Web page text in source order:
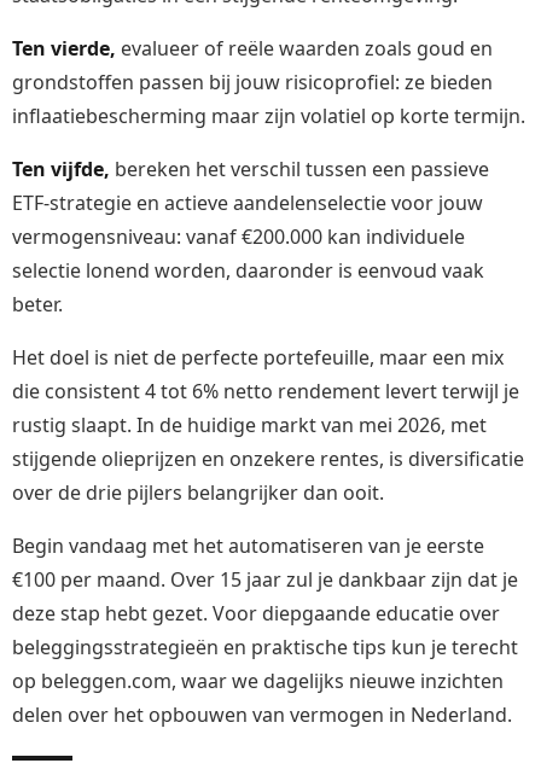
Ten vierde, evalueer of reële waarden zoals goud en
grondstoffen passen bij jouw risicoprofiel: ze bieden
inflaatiebescherming maar zijn volatiel op korte termijn.
Ten vijfde, bereken het verschil tussen een passieve
ETF-strategie en actieve aandelenselectie voor jouw
vermogensniveau: vanaf €200.000 kan individuele
selectie lonend worden, daaronder is eenvoud vaak
beter.
Het doel is niet de perfecte portefeuille, maar een mix
die consistent 4 tot 6% netto rendement levert terwijl je
rustig slaapt. In de huidige markt van mei 2026, met
stijgende olieprijzen en onzekere rentes, is diversificatie
over de drie pijlers belangrijker dan ooit.
Begin vandaag met het automatiseren van je eerste
€100 per maand. Over 15 jaar zul je dankbaar zijn dat je
deze stap hebt gezet. Voor diepgaande educatie over
beleggingsstrategieën en praktische tips kun je terecht
op beleggen.com, waar we dagelijks nieuwe inzichten
delen over het opbouwen van vermogen in Nederland.